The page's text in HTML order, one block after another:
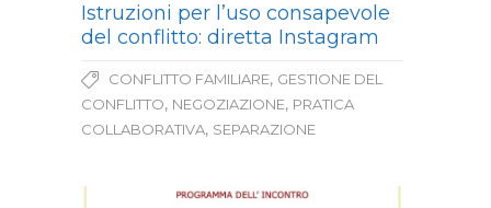
Istruzioni per l’uso consapevole
del conflitto: diretta Instagram
CONFLITTO FAMILIARE, GESTIONE DEL
CONFLITTO, NEGOZIAZIONE, PRATICA
COLLABORATIVA, SEPARAZIONE